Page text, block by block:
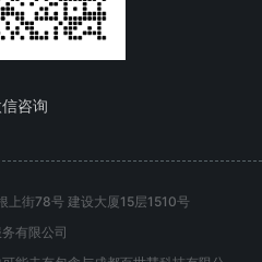
咨询
上街78号 建设大厦15层1510号
有限公司